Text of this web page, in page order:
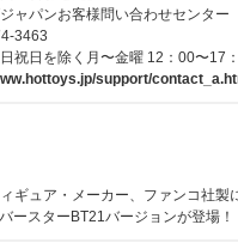
ャパンお客様問い合わせセンター
3463
祝日を除く月〜金曜 12：00〜17
support/
ギュア・メーカー、ファンコ社製
ースターBT21バージョンが登場！